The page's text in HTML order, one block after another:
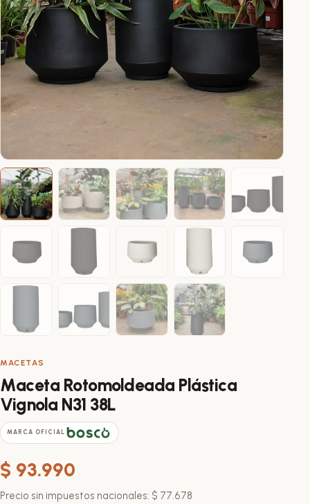
MACETAS
Maceta Rotomoldeada Plástica
Vignola N31 38L
MARCA OFICIAL
$ 93.990
Precio sin impuestos nacionales: $ 77.678